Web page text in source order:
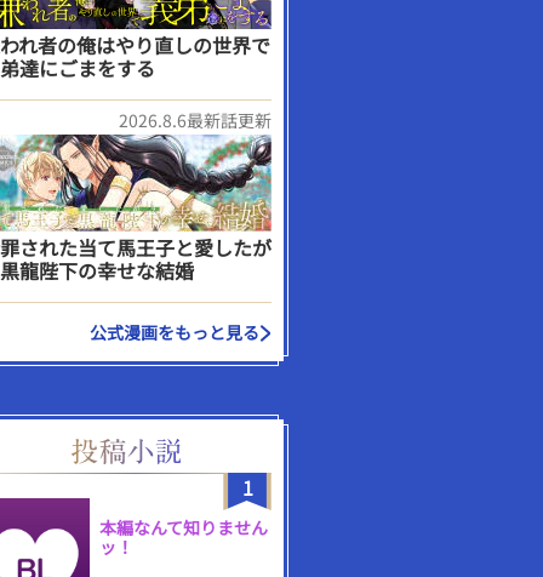
れ者の俺はやり直しの世界で
達にごまをする
2026.8.6最新話更新
された当て馬王子と愛したが
龍陛下の幸せな結婚
公式漫画をもっと見る
1
本編なんて知りません
ッ！